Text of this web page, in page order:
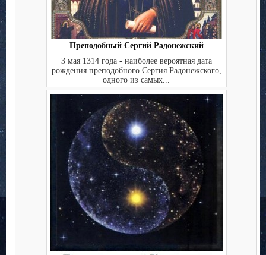
Преподобный Сергий Радонежский
3 мая 1314 года - наиболее вероятная дата
рождения преподобного Сергия Радонежского,
одного из самых...